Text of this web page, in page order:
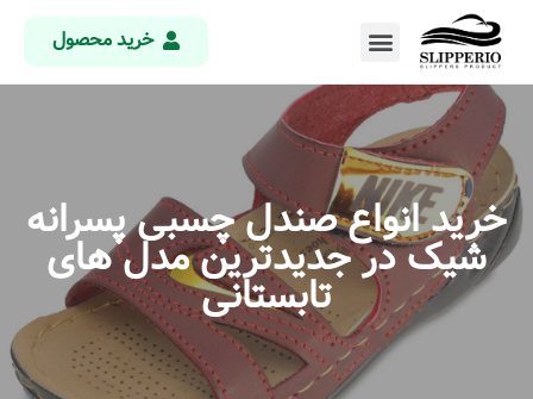
خرید محصول
خرید انواع صندل چسبی پسرانه
شیک در جدیدترین مدل های
تابستانی